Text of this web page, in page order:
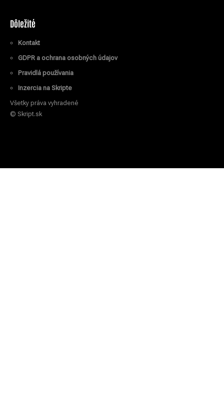
Dôležité
Kontakt
GDPR a ochrana osobných údajov
Pravidlá používania
Inzercia na Skripte
Všetky práva vyhradené
© Skript.sk